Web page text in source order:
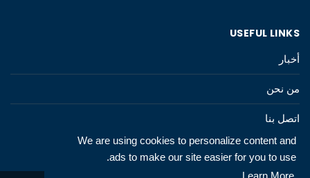
We are using cookies to personalize content and
ads to make our site easier for you to use.
Learn More
USEFUL LINKS
أخبار
من نحن
اتصل بنا